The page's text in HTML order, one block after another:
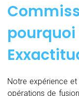
Notre expérience
opérations de